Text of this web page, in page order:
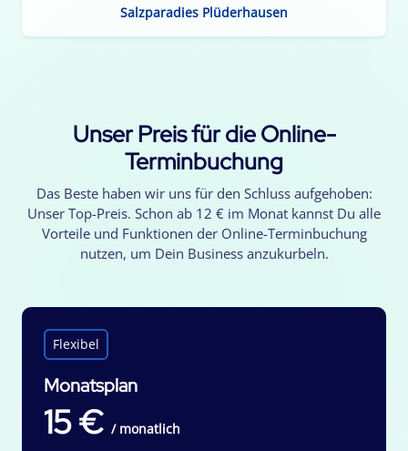
Salzparadies Plüderhausen
Unser Preis für die Online-
Terminbuchung
Das Beste haben wir uns für den Schluss aufgehoben:
Unser Top-Preis. Schon ab 12 € im Monat kannst Du alle
Vorteile und Funktionen der Online-Terminbuchung
nutzen, um Dein Business anzukurbeln.
Flexibel
Monatsplan
15 € / monatlich